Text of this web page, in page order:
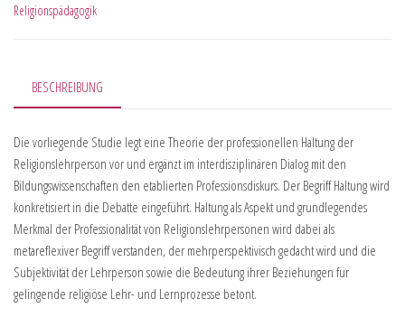
Religionspädagogik
BESCHREIBUNG
Die vorliegende Studie legt eine Theorie der professionellen Haltung der
Religionslehrperson vor und ergänzt im interdisziplinären Dialog mit den
Bildungswissenschaften den etablierten Professionsdiskurs. Der Begriff Haltung wird
konkretisiert in die Debatte eingeführt. Haltung als Aspekt und grundlegendes
Merkmal der Professionalität von Religionslehrpersonen wird dabei als
metareflexiver Begriff verstanden, der mehrperspektivisch gedacht wird und die
Subjektivität der Lehrperson sowie die Bedeutung ihrer Beziehungen für
gelingende religiöse Lehr- und Lernprozesse betont.